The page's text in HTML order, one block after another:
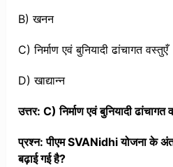
B) खनन
C) निर्माण एवं बुनियादी ढांचागत वस्तुएँ
D) खाद्यान्न
उत्तर: C) निर्माण एवं बुनियादी ढांचागत
प्रश्न: पीएम SVANidhi योजना के
बढ़ाई गई है?